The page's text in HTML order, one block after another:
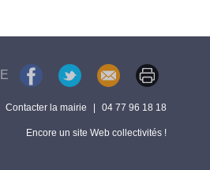
Contacter la mairie 04 77 96 18 18
Encore un site Web collectivités !